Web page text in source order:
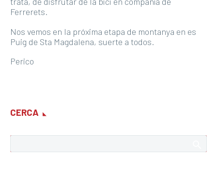
Ferrerets.
Nos vemos en la próxima etapa de montanya en es
Puig de Sta Magdalena, suerte a todos.
Perico
CERCA